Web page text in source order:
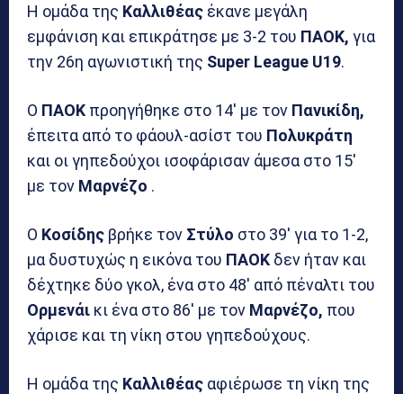
Η ομάδα της Καλλιθέας έκανε μεγάλη
εμφάνιση και επικράτησε με 3-2 του ΠΑΟΚ, για
την 26η αγωνιστική της Super League U19.
Ο ΠΑΟΚ προηγήθηκε στο 14′ με τον Πανικίδη,
έπειτα από το φάουλ-ασίστ του Πολυκράτη
και οι γηπεδούχοι ισοφάρισαν άμεσα στο 15′
με τον Μαρνέζο .
Ο Κοσίδης βρήκε τον Στύλο στο 39′ για το 1-2,
μα δυστυχώς η εικόνα του ΠΑΟΚ δεν ήταν και
δέχτηκε δύο γκολ, ένα στο 48′ από πέναλτι του
Ορμενάι κι ένα στο 86′ με τον Μαρνέζο, που
χάρισε και τη νίκη στου γηπεδούχους.
Η ομάδα της Καλλιθέας αφιέρωσε τη νίκη της